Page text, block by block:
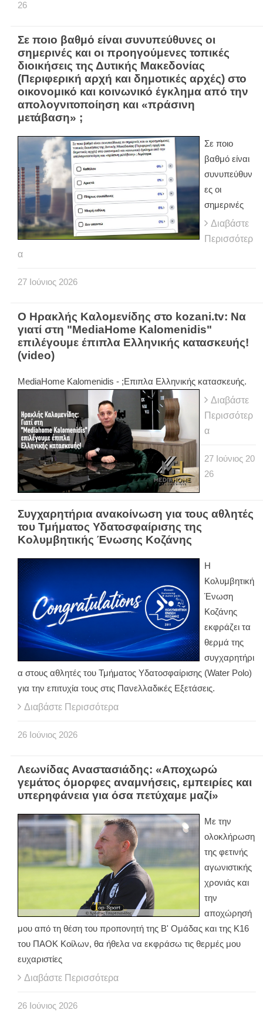
26
Σε ποιο βαθμό είναι συνυπεύθυνες οι
σημερινές και οι προηγούμενες τοπικές
διοικήσεις της Δυτικής Μακεδονίας
(Περιφερική αρχή και δημοτικές αρχές) στο
οικονομικό και κοινωνικό έγκλημα από την
απολογνιτοποίηση και «πράσινη
μετάβαση» ;
Σε ποιο
βαθμό είναι
συνυπεύθυν
ες οι
σημερινές
Διαβάστε
Περισσότερ
α
27 Ιούνιος 2026
Ο Ηρακλής Καλομενίδης στο kozani.tv: Να
γιατί στη "MediaHome Kalomenidis"
επιλέγουμε έπιπλα Ελληνικής κατασκευής!
(video)
MediaHome Kalomenidis - ;Επιπλα Ελληνικής κατασκευής.
Διαβάστε
Περισσότερ
α
27 Ιούνιος 20
26
Συγχαρητήρια ανακοίνωση για τους αθλητές
του Τμήματος Υδατοσφαίρισης της
Κολυμβητικής Ένωσης Κοζάνης
Η
Κολυμβητική
Ένωση
Κοζάνης
εκφράζει τα
θερμά της
συγχαρητήρι
α στους αθλητές του Τμήματος Υδατοσφαίρισης (Water Polo)
για την επιτυχία τους στις Πανελλαδικές Εξετάσεις.
Διαβάστε Περισσότερα
26 Ιούνιος 2026
Λεωνίδας Αναστασιάδης: «Αποχωρώ
γεμάτος όμορφες αναμνήσεις, εμπειρίες και
υπερηφάνεια για όσα πετύχαμε μαζί»
Με την
ολοκλήρωση
της φετινής
αγωνιστικής
χρονιάς και
την
αποχώρησή
μου από τη θέση του προπονητή της Β' Ομάδας και της Κ16
του ΠΑΟΚ Κοίλων, θα ήθελα να εκφράσω τις θερμές μου
ευχαριστίες
Διαβάστε Περισσότερα
26 Ιούνιος 2026